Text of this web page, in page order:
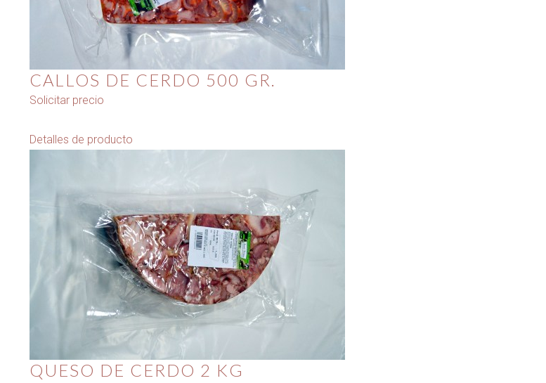
CALLOS DE CERDO 500 GR.
Solicitar precio
Detalles de producto
QUESO DE CERDO 2 KG